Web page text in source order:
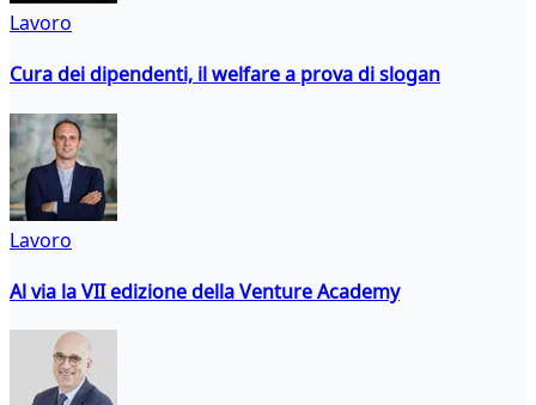
Lavoro
Cura dei dipendenti, il welfare a prova di slogan
Lavoro
Al via la VII edizione della Venture Academy